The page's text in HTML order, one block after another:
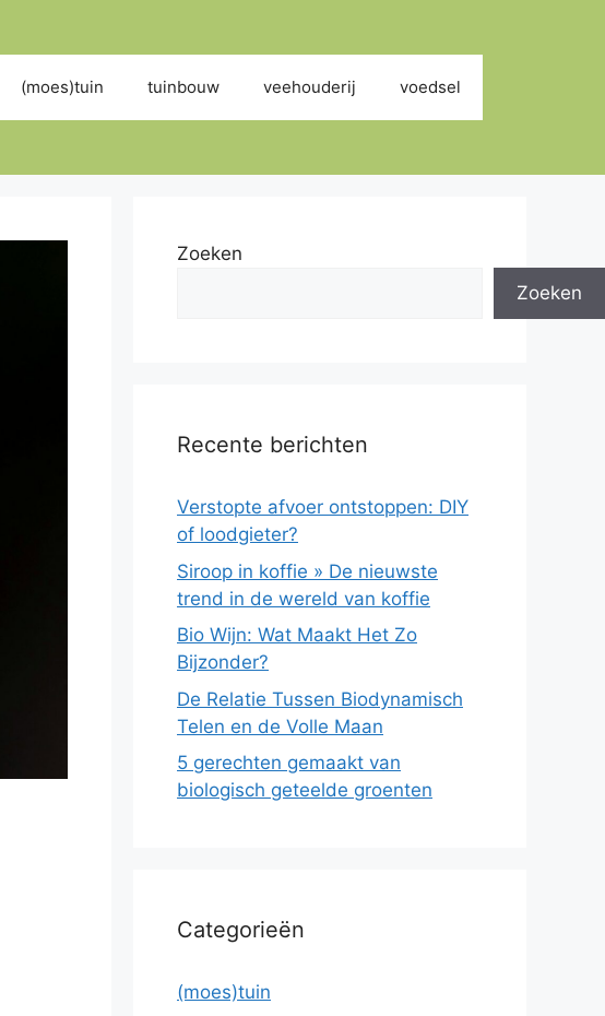
(moes)tuin tuinbouw veehouderij voedsel
Zoeken
Zoeken
Recente berichten
Verstopte afvoer ontstoppen: DIY
of loodgieter?
Siroop in koffie » De nieuwste
trend in de wereld van koffie
Bio Wijn: Wat Maakt Het Zo
Bijzonder?
De Relatie Tussen Biodynamisch
Telen en de Volle Maan
5 gerechten gemaakt van
biologisch geteelde groenten
Categorieën
(moes)tuin